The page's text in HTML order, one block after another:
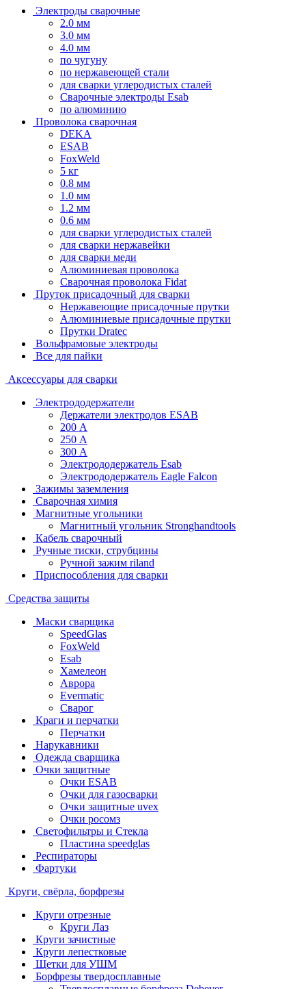
Электроды сварочные
2.0 мм
3.0 мм
4.0 мм
по чугуну
по нержавеющей стали
для сварки углеродистых сталей
Сварочные электроды Esab
по алюминию
Проволока сварочная
DEKA
ESAB
FoxWeld
5 кг
0.8 мм
1.0 мм
1.2 мм
0.6 мм
для сварки углеродистых сталей
для сварки нержавейки
для сварки меди
Алюминиевая проволока
Сварочная проволока Fidat
Пруток присадочный для сварки
Нержавеющие присадочные прутки
Алюминиевые присадочные прутки
Прутки Dratec
Вольфрамовые электроды
Все для пайки
Аксессуары для сварки
Электрододержатели
Держатели электродов ESAB
200 А
250 А
300 А
Электрододержатель Esab
Электрододержатель Eagle Falcon
Зажимы заземления
Сварочная химия
Магнитные угольники
Магнитный угольник Stronghandtools
Кабель сварочный
Ручные тиски, струбцины
Ручной зажим riland
Приспособления для сварки
Средства защиты
Маски сварщика
SpeedGlas
FoxWeld
Esab
Хамелеон
Аврора
Evermatic
Сварог
Краги и перчатки
Перчатки
Нарукавники
Одежда сварщика
Очки защитные
Очки ESAB
Очки для газосварки
Очки защитные uvex
Очки росомз
Светофильтры и Стекла
Пластина speedglas
Респираторы
Фартуки
Круги, свёрла, борфрезы
Круги отрезные
Круги Лаз
Круги зачистные
Круги лепестковые
Щетки для УШМ
Борфрезы твердосплавные